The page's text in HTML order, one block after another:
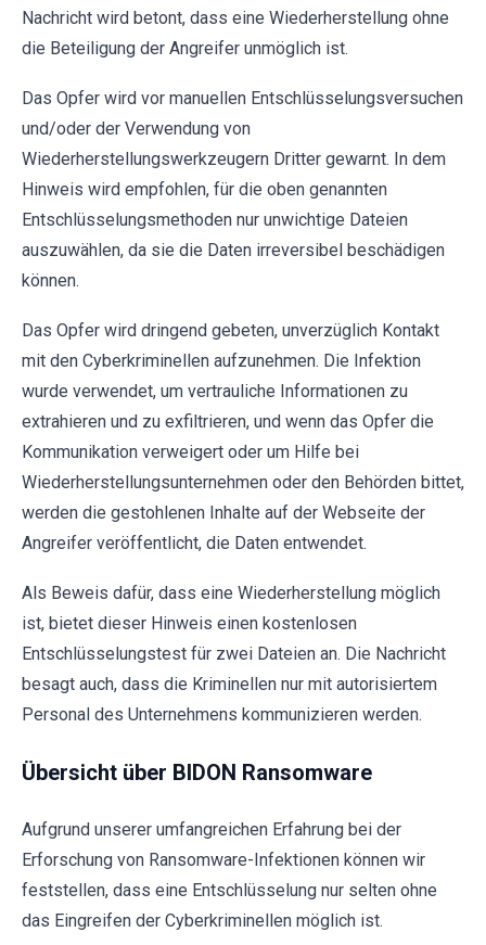
Nachricht wird betont, dass eine Wiederherstellung ohne
die Beteiligung der Angreifer unmöglich ist.
Das Opfer wird vor manuellen Entschlüsselungsversuchen
und/oder der Verwendung von
Wiederherstellungswerkzeugern Dritter gewarnt. In dem
Hinweis wird empfohlen, für die oben genannten
Entschlüsselungsmethoden nur unwichtige Dateien
auszuwählen, da sie die Daten irreversibel beschädigen
können.
Das Opfer wird dringend gebeten, unverzüglich Kontakt
mit den Cyberkriminellen aufzunehmen. Die Infektion
wurde verwendet, um vertrauliche Informationen zu
extrahieren und zu exfiltrieren, und wenn das Opfer die
Kommunikation verweigert oder um Hilfe bei
Wiederherstellungsunternehmen oder den Behörden bittet,
werden die gestohlenen Inhalte auf der Webseite der
Angreifer veröffentlicht, die Daten entwendet.
Als Beweis dafür, dass eine Wiederherstellung möglich
ist, bietet dieser Hinweis einen kostenlosen
Entschlüsselungstest für zwei Dateien an. Die Nachricht
besagt auch, dass die Kriminellen nur mit autorisiertem
Personal des Unternehmens kommunizieren werden.
Übersicht über BIDON Ransomware
Aufgrund unserer umfangreichen Erfahrung bei der
Erforschung von Ransomware-Infektionen können wir
feststellen, dass eine Entschlüsselung nur selten ohne
das Eingreifen der Cyberkriminellen möglich ist.